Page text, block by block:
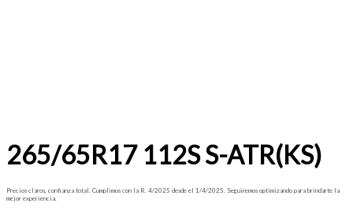
265/65R17 112S S-ATR(KS)
Precios claros, confianza total. Cumplimos con la R. 4/2025 desde el 1/4/2025. Seguiremos optimizando para brindarte la
mejor experiencia.